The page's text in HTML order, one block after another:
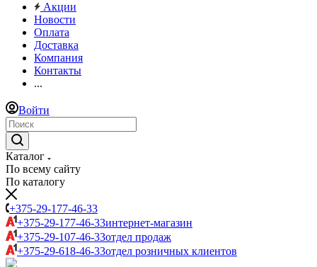
Акции
Новости
Оплата
Доставка
Компания
Контакты
...
Войти
Каталог
По всему сайту
По каталогу
+375-29-177-46-33
+375-29-177-46-33интернет-магазин
+375-29-107-46-33отдел продаж
+375-29-618-46-33отдел розничных клиентов